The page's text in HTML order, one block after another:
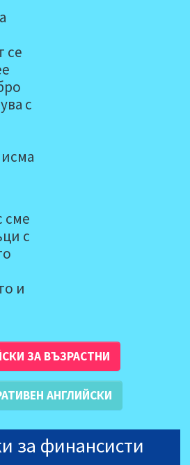
се
с
сме
с
и
ЗА ВЪЗРАСТНИ
АНГЛИЙСКИ
за финансисти